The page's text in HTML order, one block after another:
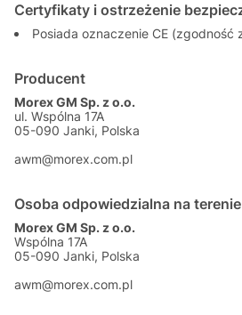
Certyfikaty i ostrzeżenie
Posiada oznaczenie CE (zgodność
Producent
Morex GM Sp. z o.o.
ul. Wspólna 17A
05-090 Janki, Polska
awm@morex.com.pl
Osoba odpowiedzialna na terenie
Morex GM Sp. z o.o.
Wspólna 17A
05-090 Janki, Polska
awm@morex.com.pl